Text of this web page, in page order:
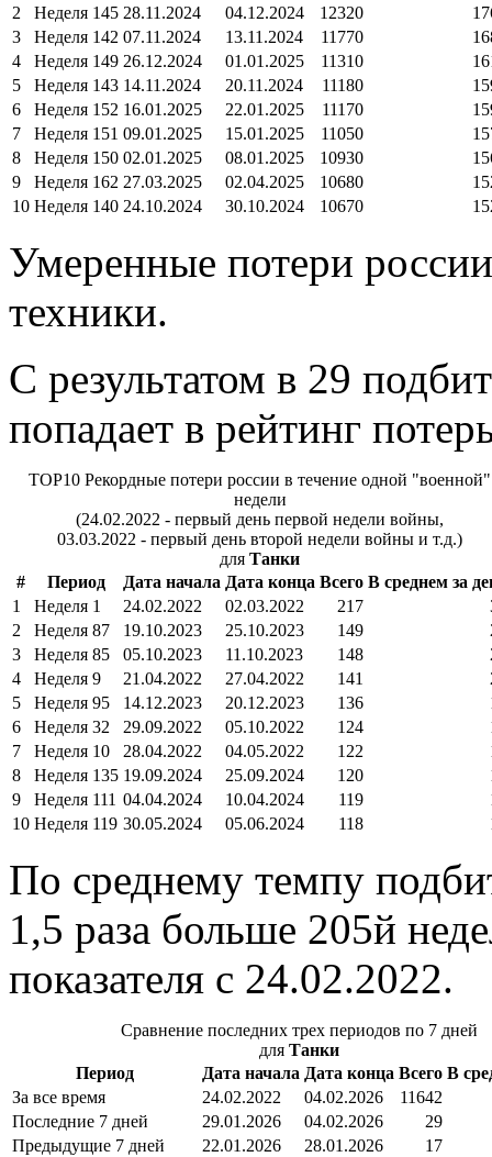
2
Неделя 145 28.11.2024 04.12.2024 12320
3
Неделя 142 07.11.2024 13.11.2024 11770
4
Неделя 149 26.12.2024 01.01.2025 11310
5
Неделя 143 14.11.2024 20.11.2024 11180
6
Неделя 152 16.01.2025 22.01.2025 11170
7
Неделя 151 09.01.2025 15.01.2025 11050
8
Неделя 150 02.01.2025 08.01.2025 10930
9
Неделя 162 27.03.2025 02.04.2025 10680
10 Неделя 140 24.10.2024 30.10.2024 10670
Умеренные потери
техники.
С результатом в 29
попадает в рейтинг
TOP10 Рекордные потери россии в течение одной "военной"
недели
(24.02.2022 - первый день первой недели войны,
03.03.2022 - первый день второй недели войны и т.д.)
для Танки
#
Период Дата начала Дата конца Всего В среднем за
1
Неделя 1 24.02.2022 02.03.2022 217
2
Неделя 87 19.10.2023 25.10.2023 149
3
Неделя 85 05.10.2023 11.10.2023 148
4
Неделя 9 21.04.2022 27.04.2022 141
5
Неделя 95 14.12.2023 20.12.2023 136
6
Неделя 32 29.09.2022 05.10.2022 124
7
Неделя 10 28.04.2022 04.05.2022 122
8
Неделя 135 19.09.2024 25.09.2024 120
9
Неделя 111 04.04.2024 10.04.2024 119
10 Неделя 119 30.05.2024 05.06.2024 118
По среднему темпу
1,5 раза больше 205й
показателя с 24.02.2022.
Сравнение последних трех периодов по 7 дней
для Танки
Период
Дата начала Дата конца Всего В
За все время
24.02.2022 04.02.2026
11642
Последние 7 дней
29.01.2026 04.02.2026
29
Предыдущие 7 дней
22.01.2026 28.01.2026
17